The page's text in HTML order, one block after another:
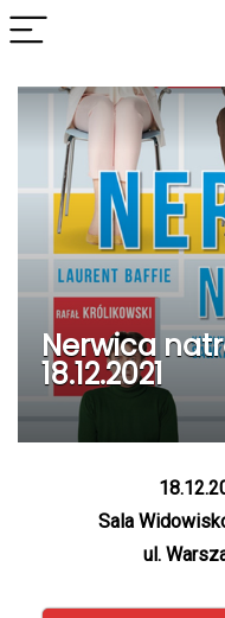
Nerwica
18.12.2021
Sala
ul.